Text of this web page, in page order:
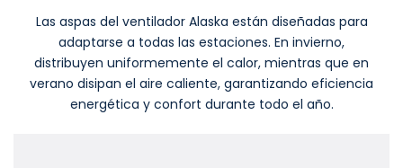
Las aspas del ventilador Alaska están diseñadas para
adaptarse a todas las estaciones. En invierno,
distribuyen uniformemente el calor, mientras que en
verano disipan el aire caliente, garantizando eficiencia
energética y confort durante todo el año.